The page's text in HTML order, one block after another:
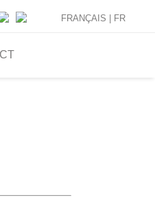
FRANÇAIS | FR